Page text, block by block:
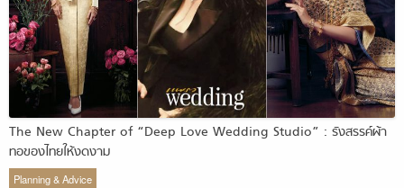
The New Chapter of “Deep Love Wedding Studio” : รังสรรค์ผ้า
ทอของไทยให้งดงาม
Planning & Advice